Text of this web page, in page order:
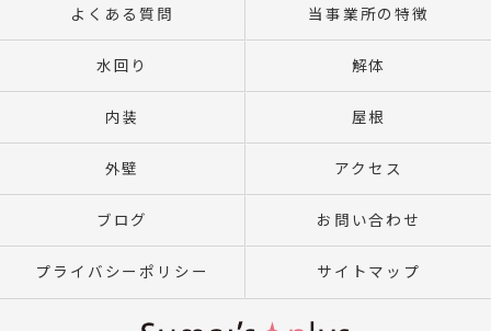
よくある質問 当事業所の特徴
水回り 解体
内装 屋根
外壁 アクセス
ブログ お問い合わせ
プライバシーポリシー サイトマップ